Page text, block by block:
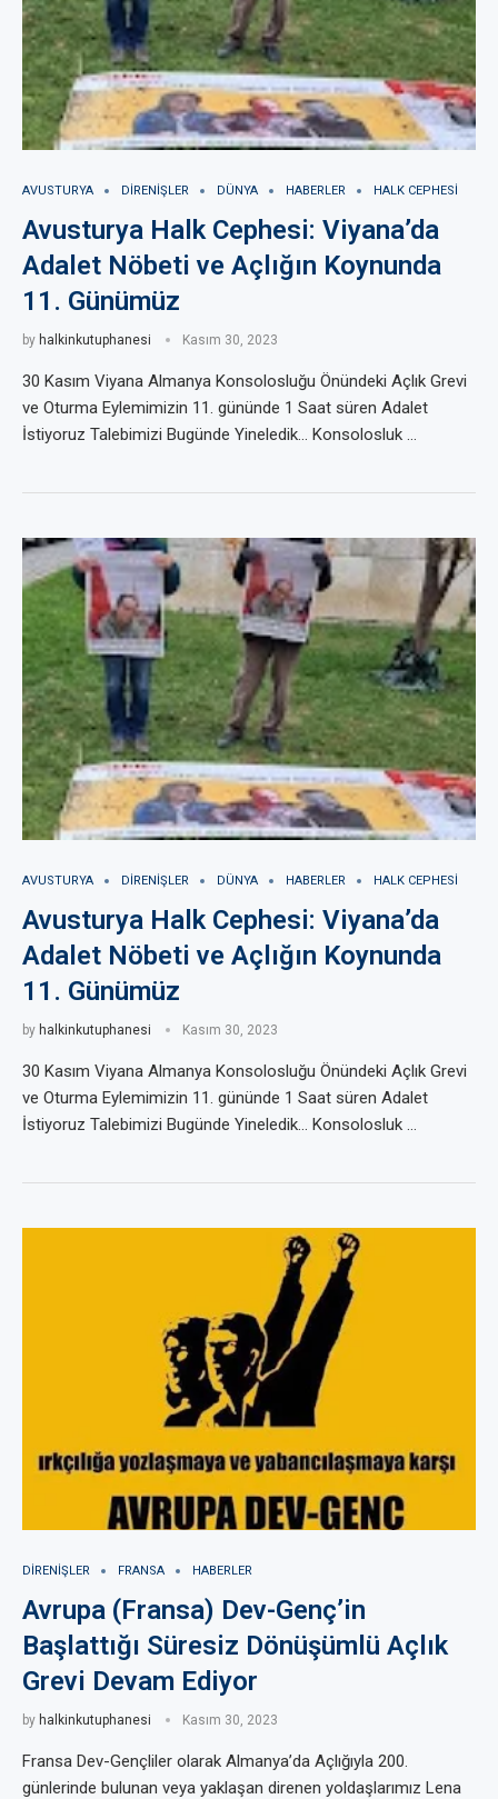
AVUSTURYA DIRENIŞLER DÜNYA HABERLER HALK CEPHESI
Avusturya Halk Cephesi: Viyana’da
Adalet Nöbeti ve Açlığın Koynunda
11. Günümüz
by halkinkutuphanesi Kasım 30, 2023
30 Kasım Viyana Almanya Konsolosluğu Önündeki Açlık Grevi
ve Oturma Eylemimizin 11. gününde 1 Saat süren Adalet
İstiyoruz Talebimizi Bugünde Yineledik… Konsolosluk …
AVUSTURYA DIRENIŞLER DÜNYA HABERLER HALK CEPHESI
Avusturya Halk Cephesi: Viyana’da
Adalet Nöbeti ve Açlığın Koynunda
11. Günümüz
by halkinkutuphanesi Kasım 30, 2023
30 Kasım Viyana Almanya Konsolosluğu Önündeki Açlık Grevi
ve Oturma Eylemimizin 11. gününde 1 Saat süren Adalet
İstiyoruz Talebimizi Bugünde Yineledik… Konsolosluk …
DIRENIŞLER FRANSA HABERLER
Avrupa (Fransa) Dev-Genç’in
Başlattığı Süresiz Dönüşümlü Açlık
Grevi Devam Ediyor
by halkinkutuphanesi Kasım 30, 2023
Fransa Dev-Gençliler olarak Almanya’da Açlığıyla 200.
günlerinde bulunan veya yaklaşan direnen yoldaşlarımız Lena